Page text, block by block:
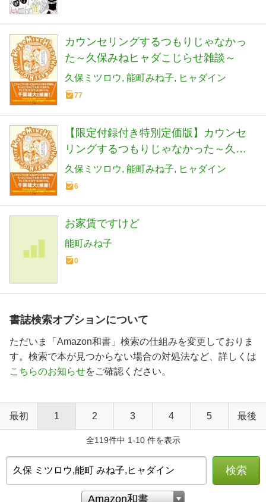
カウンセリングするつもりじゃなかっ
た～久保みねヒャダこじらせ雑談～
久保ミツロウ 能町みね子 ヒャダイン
77
【限定付録付き特別定価版】カウンセ
リングするつもりじゃなかった～久保
みねヒャダこじらせ雑談～
久保ミツロウ 能町みね子 ヒャダイン
6
お家賃ですけど
能町みね子
0
書誌検索オプションについて
ただいま「Amazon和書」検索の仕組みを変更しておりま
す。検索で本が見つからない場合の対処法など、詳しくは
こちらのお知らせをご確認ください。
最初 1 2 3 4 5 最後
全119件中 1-10 件を表示
検索